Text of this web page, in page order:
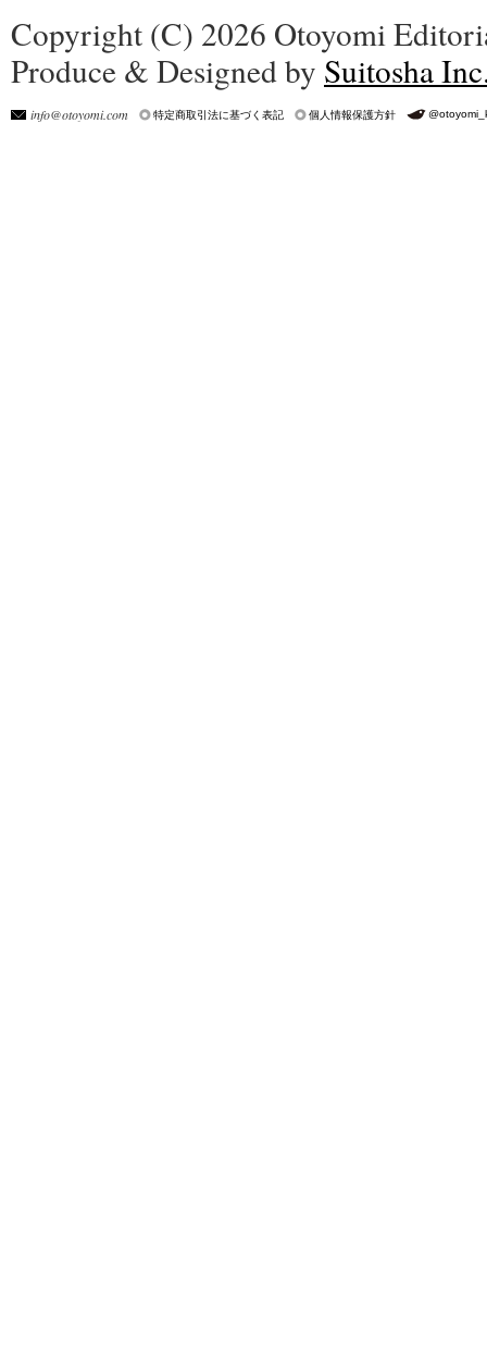
Copyright (C) 2026 Otoyomi
Produce & Designed by Suitosha
info@otoyomi.com 特定商取引法に基づく表記 個人情報保護方針